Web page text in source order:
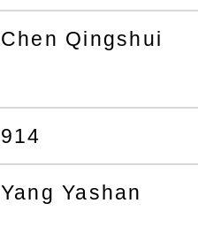
Chen Qingshui
914
Yang Yashan